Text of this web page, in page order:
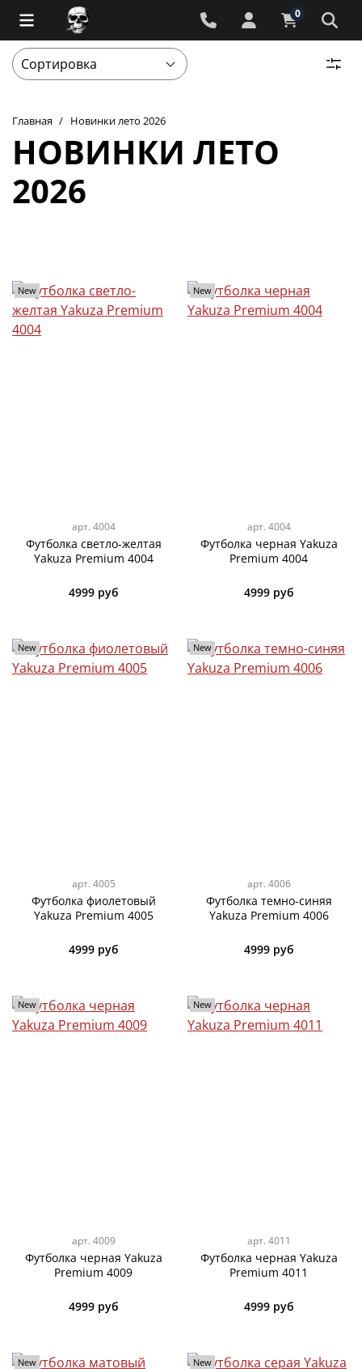
0
Главная Новинки лето 2026
НОВИНКИ ЛЕТО
2026
New
арт. 4004
Футболка светло-желтая
Yakuza Premium 4004
4999 руб
New
арт. 4004
Футболка черная Yakuza
Premium 4004
4999 руб
New
арт. 4005
Футболка фиолетовый
Yakuza Premium 4005
4999 руб
New
арт. 4006
Футболка темно-синяя
Yakuza Premium 4006
4999 руб
New
арт. 4009
Футболка черная Yakuza
Premium 4009
4999 руб
New
арт. 4011
Футболка черная Yakuza
Premium 4011
4999 руб
New New